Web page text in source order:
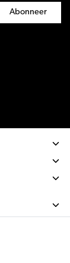
Abonneer